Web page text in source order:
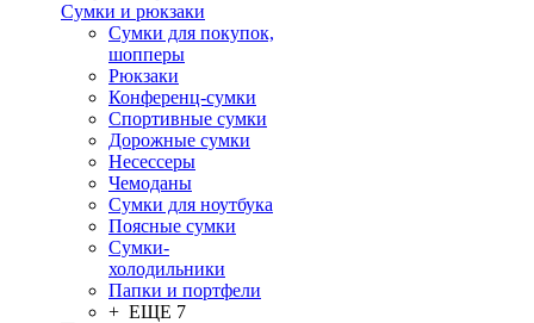
Сумки и рюкзаки
Сумки для покупок,
шопперы
Рюкзаки
Конференц-сумки
Спортивные сумки
Дорожные сумки
Несессеры
Чемоданы
Сумки для ноутбука
Поясные сумки
Сумки-
холодильники
Папки и портфели
+ ЕЩЕ 7